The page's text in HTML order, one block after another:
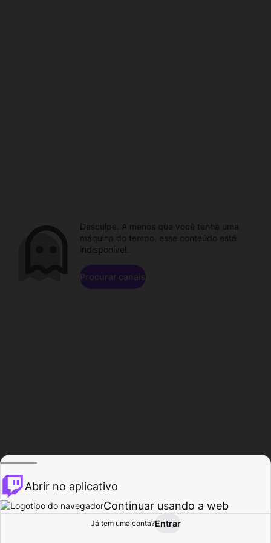
Procurar Atividade
Desculpe. A menos que você tenha uma
máquina do tempo, esse conteúdo está
indisponível.
Procurar canais
Abrir no aplicativo
Continuar usando a web
Já tem uma conta?Entrar